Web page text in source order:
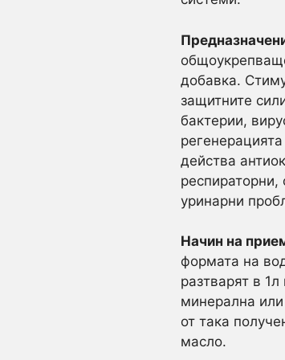
добавка.
защитните
бактерии,
действа
уринарни
Начин на
формата на
разтварят в
минерална
от така
масло.